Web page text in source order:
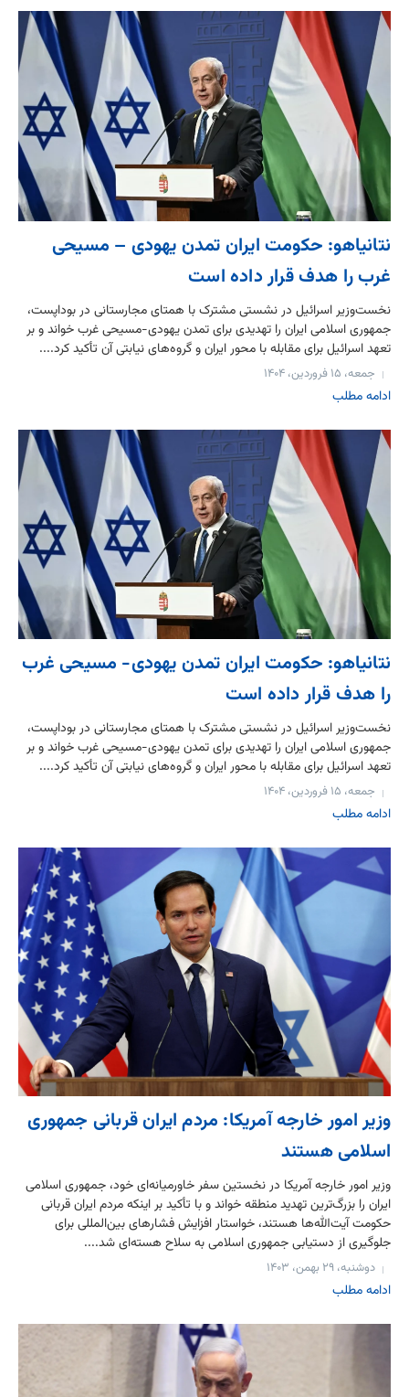
نتانیاهو: حکومت ایران تمدن یهودی – مسیحی
غرب را هدف قرار داده است
نخست‌وزیر اسرائیل در نشستی مشترک با همتای مجارستانی در بوداپست،
جمهوری اسلامی ایران را تهدیدی برای تمدن یهودی-مسیحی غرب خواند و بر
تعهد اسرائیل برای مقابله با محور ایران و گروه‌های نیابتی آن تأکید کرد....
جمعه، ۱۵ فروردین، ۱۴۰۴
ادامه مطلب
نتانیاهو: حکومت ایران تمدن یهودی- مسیحی غرب
را هدف قرار داده است
نخست‌وزیر اسرائیل در نشستی مشترک با همتای مجارستانی در بوداپست،
جمهوری اسلامی ایران را تهدیدی برای تمدن یهودی-مسیحی غرب خواند و بر
تعهد اسرائیل برای مقابله با محور ایران و گروه‌های نیابتی آن تأکید کرد....
جمعه، ۱۵ فروردین، ۱۴۰۴
ادامه مطلب
وزیر امور خارجه آمریکا: مردم ایران قربانی جمهوری
اسلامی هستند
وزیر امور خارجه آمریکا در نخستین سفر خاورمیانه‌ای خود، جمهوری اسلامی
ایران را بزرگ‌ترین تهدید منطقه خواند و با تأکید بر اینکه مردم ایران قربانی
حکومت آیت‌الله‌ها هستند، خواستار افزایش فشارهای بین‌المللی برای
جلوگیری از دستیابی جمهوری اسلامی به سلاح هسته‌ای شد....
دوشنبه، ۲۹ بهمن، ۱۴۰۳
ادامه مطلب